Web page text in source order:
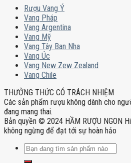
Rượu Vang Ý
Vang Pháp
Vang Argentina
Vang Mỹ
Vang Tây Ban Nha
Vang Úc
Vang New Zew Zealand
Vang Chile
THƯỞNG THỨC CÓ TRÁCH NHIỆM
Các sản phẩm rượu không dành cho
đang mang thai.
Bản quyền © 2024 HẦM RƯỢU NGON
không ngừng để đạt tới sự hoàn hảo
Tìm